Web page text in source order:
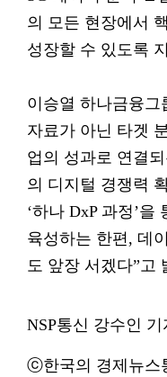
의 모든 현장에서
성장할 수 있도록
이승열 하나금융그
자료가 아닌 타겟
업의 성과로 연결
의 디지털 경쟁력
‘하나 DxP 과정’
육성하는 한편, 데
도 앞장 서겠다”고
NSP통신 강수인 기
ⓒ한국의 경제뉴스